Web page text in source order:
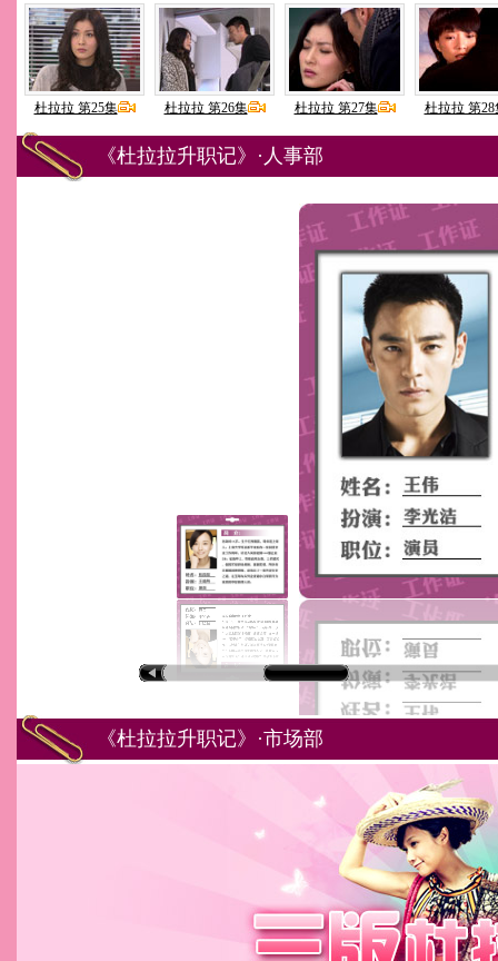
杜拉拉 第25集 杜拉拉 第26集 杜拉拉 第27集 杜拉拉 第28
《杜拉拉升职记》·人事部
《杜拉拉升职记》·市场部